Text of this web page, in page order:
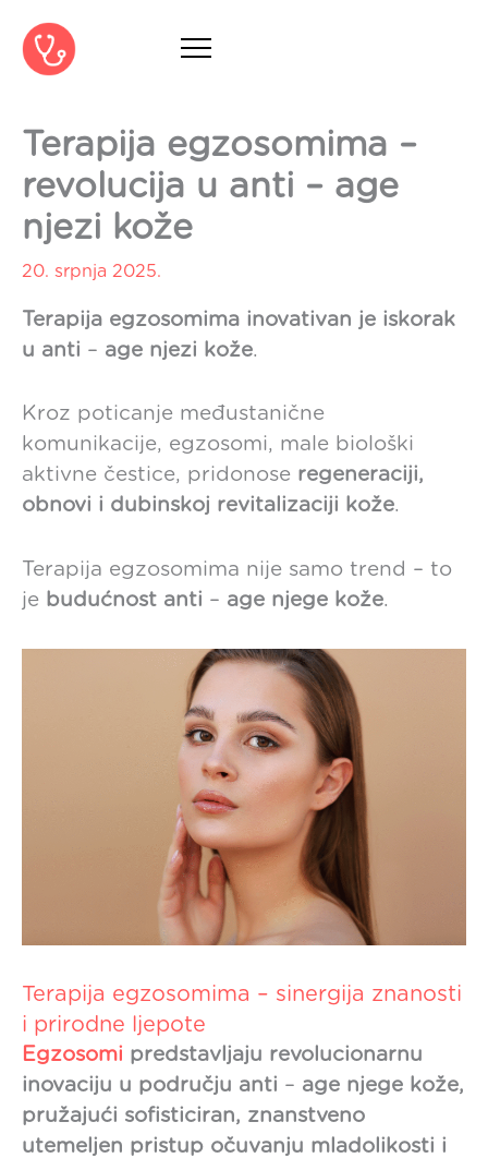
content
Terapija egzosomima –
revolucija u anti – age
njezi kože
20. srpnja 2025.
Terapija egzosomima inovativan je iskorak
u anti – age njezi kože.
Kroz poticanje međustanične
komunikacije, egzosomi, male biološki
aktivne čestice, pridonose regeneraciji,
obnovi i dubinskoj revitalizaciji kože.
Terapija egzosomima nije samo trend – to
je budućnost anti – age njege kože.
Terapija egzosomima – sinergija znanosti
i prirodne ljepote
Egzosomi predstavljaju revolucionarnu
inovaciju u području anti – age njege kože,
pružajući sofisticiran, znanstveno
utemeljen pristup očuvanju mladolikosti i